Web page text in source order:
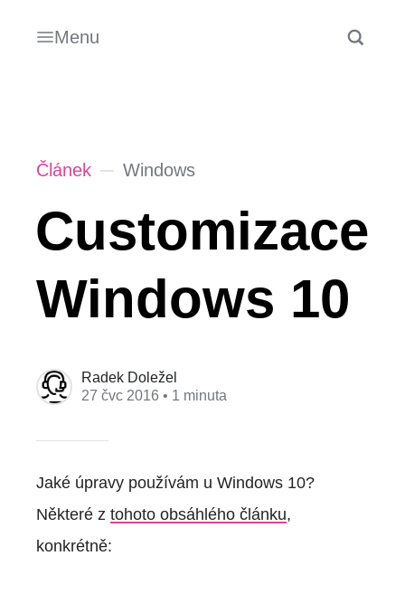
Menu
Článek Windows
Customizace
Windows 10
Radek Doležel
27 čvc 2016 • 1 minuta
Jaké úpravy používám u Windows 10?
Některé z tohoto obsáhlého článku,
konkrétně: